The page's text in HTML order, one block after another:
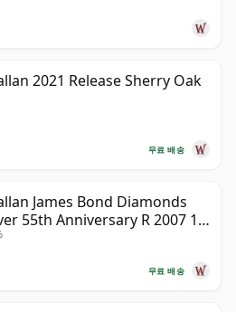
2021 Release Sherry Oak
무료 배송
James Bond Diamonds
55th Anniversary R 2007 18
무료 배송